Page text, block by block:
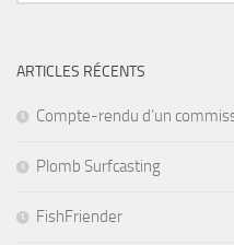
ARTICLES RÉCENTS
Compte-rendu d’un
Plomb Surfcasting
FishFriender